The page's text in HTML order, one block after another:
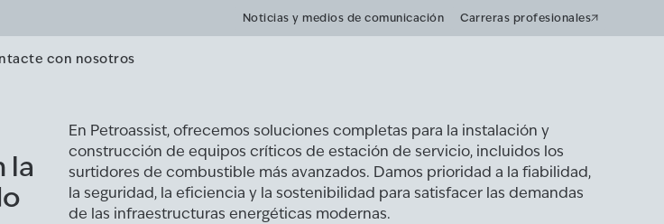
Noticias y medios de comunicación Carreras profesionales
con nosotros
la
En Petroassist, ofrecemos soluciones completas para la instalación y
construcción de equipos críticos de estación de servicio, incluidos los
surtidores de combustible más avanzados. Damos prioridad a la fiabilidad,
la seguridad, la eficiencia y la sostenibilidad para satisfacer las demandas
de las infraestructuras energéticas modernas.